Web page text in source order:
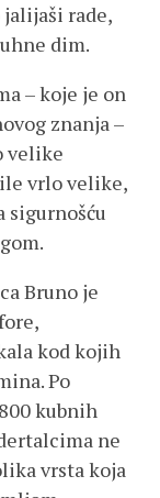
jalijaši rade,
dim.
– koje je on
znanja –
velike
vrlo velike,
sigurnošću
Bruno je
kod kojih
Po
kubnih
ne
vrsta koja